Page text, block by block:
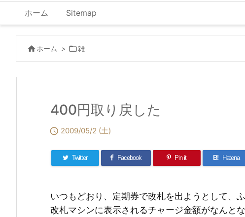
ホーム Sitemap
ホーム > 雑
400円取り戻した
 2009/05/2 (土)
Twitter Facebook Pin it B! Hatena
いつもどおり、定期券で改札を出ようとして、ふ
改札マシンに表示されるチャージ金額がなんと